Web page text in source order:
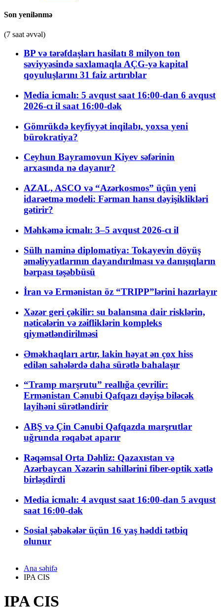
Son yenilənmə
(7 saat əvvəl)
BP və tərəfdaşları hasilatı 8 milyon ton
səviyyəsində saxlamaqla AÇG-yə kapital
qoyuluşlarını 31 faiz artırıblar
Media icmalı: 5 avqust saat 16:00-dan 6 avqust
2026-cı il saat 16:00-dək
Gömrükdə keyfiyyət inqilabı, yoxsa yeni
bürokratiya?
Ceyhun Bayramovun Kiyev səfərinin
arxasında nə dayanır?
AZAL, ASCO və “Azərkosmos” üçün yeni
idarəetmə modeli: Fərman hansı dəyişiklikləri
gətirir?
Məhkəmə icmalı: 3–5 avqust 2026-cı il
Sülh naminə diplomatiya: Tokayevin döyüş
əməliyyatlarının dayandırılması və danışıqların
bərpası təşəbbüsü
İran və Ermənistan öz “TRIPP”lərini hazırlayır
Xəzər geri çəkilir: su balansına dair risklərin,
nəticələrin və zəifliklərin kompleks
qiymətləndirilməsi
Əməkhaqları artır, lakin həyat ən çox hiss
edilən sahələrdə daha sürətlə bahalaşır
“Tramp marşrutu” reallığa çevrilir:
Ermənistan Cənubi Qafqazı dəyişə biləcək
layihəni sürətləndirir
ABŞ və Çin Cənubi Qafqazda marşrutlar
uğrunda rəqabət aparır
Rəqəmsal Orta Dəhliz: Qazaxıstan və
Azərbaycan Xəzərin sahillərini fiber-optik xətlə
birləşdirdi
Media icmalı: 4 avqust saat 16:00-dan 5 avqust
saat 16:00-dək
Sosial şəbəkələr üçün 16 yaş həddi tətbiq
olunur
Ana səhifə
IPA CIS
IPA CIS